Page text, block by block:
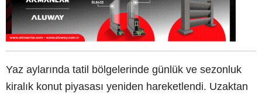
Yaz aylarında tatil bölgelerinde günlük ve sezonluk
kiralık konut piyasası yeniden hareketlendi. Uzaktan